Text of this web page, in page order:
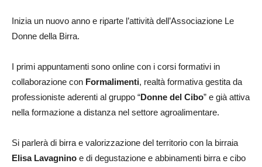
Inizia un nuovo anno e riparte l’attività dell’Associazione Le
Donne della Birra.
I primi appuntamenti sono online con i corsi formativi in
collaborazione con Formalimenti, realtà formativa gestita da
professioniste aderenti al gruppo “Donne del Cibo” e già attiva
nella formazione a distanza nel settore agroalimentare.
Si parlerà di birra e valorizzazione del territorio con la birraia
Elisa Lavagnino e di degustazione e abbinamenti birra e cibo